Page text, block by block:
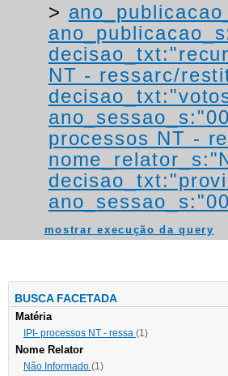
>
NT - ressarc/
processos NT -
mostrar execução da query
BUSCA FACETADA
Matéria
IPI- processos NT - ressa (1)
Nome Relator
Não Informado (1)